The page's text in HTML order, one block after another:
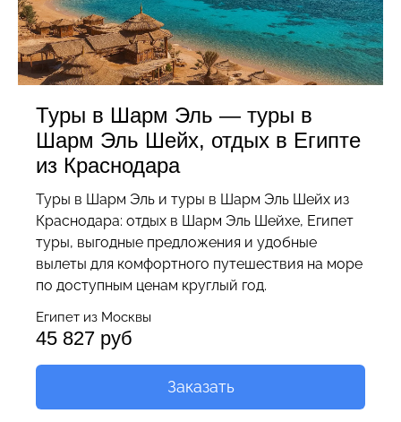
Туры в Шарм Эль — туры в
Шарм Эль Шейх, отдых в Египте
из Краснодара
Туры в Шарм Эль и туры в Шарм Эль Шейх из
Краснодара: отдых в Шарм Эль Шейхе, Египет
туры, выгодные предложения и удобные
вылеты для комфортного путешествия на море
по доступным ценам круглый год.
Египет из Москвы
45 827 руб
Заказать